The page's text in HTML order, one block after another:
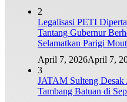
2
Legalisasi PETI
Tantang Gubernur
Selamatkan Parigi
April 7, 2026April 7,
3
JATAM Sulteng
Tambang Batuan di